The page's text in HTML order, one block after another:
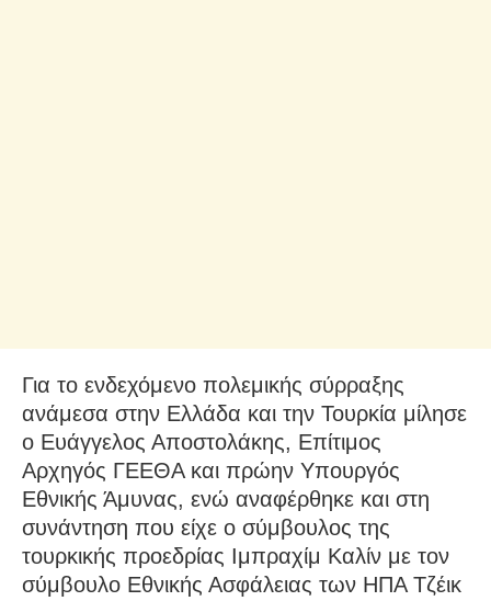
Για το ενδεχόμενο πολεμικής σύρραξης
ανάμεσα στην Ελλάδα και την Τουρκία μίλησε
ο Ευάγγελος Αποστολάκης, Επίτιμος
Αρχηγός ΓΕΕΘΑ και πρώην Υπουργός
Εθνικής Άμυνας, ενώ αναφέρθηκε και στη
συνάντηση που είχε ο σύμβουλος της
τουρκικής προεδρίας Ιμπραχίμ Καλίν με τον
σύμβουλο Εθνικής Ασφάλειας των ΗΠΑ Τζέικ